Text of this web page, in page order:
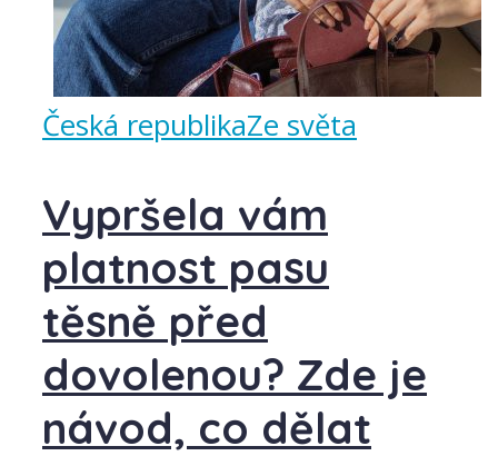
Česká republikaZe světa
Vypršela vám
platnost pasu
těsně před
dovolenou? Zde je
návod, co dělat